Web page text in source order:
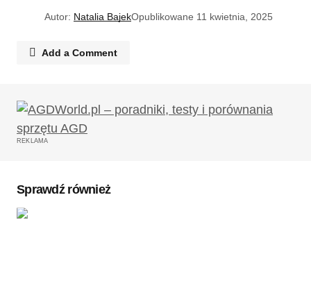
Autor: Natalia BajekOpublikowane 11 kwietnia, 2025
Add a Comment
Twój adres email nie zostanie opublikowany.
Wymagane pola są oznaczone
REKLAMA
Sprawdź również